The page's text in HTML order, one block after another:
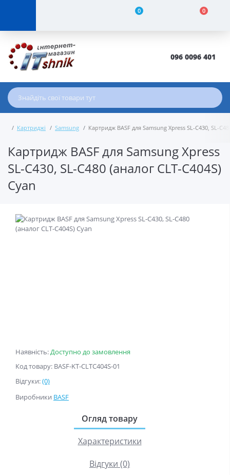
0 0
096 0096 401
Картриджі Samsung Картридж BASF для Samsung Xpress SL-C430, SL-
Картридж BASF для Samsung Xpress
SL-C430, SL-C480 (аналог CLT-C404S)
Cyan
Наявність:Доступно до замовлення
Код товару: BASF-KT-CLTC404S-01
Відгуки:(0)
Виробники BASF
Огляд товару
Характеристики
Відгуки (0)